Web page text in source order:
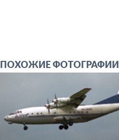
ПОХОЖИЕ ФОТОГРАФИИ